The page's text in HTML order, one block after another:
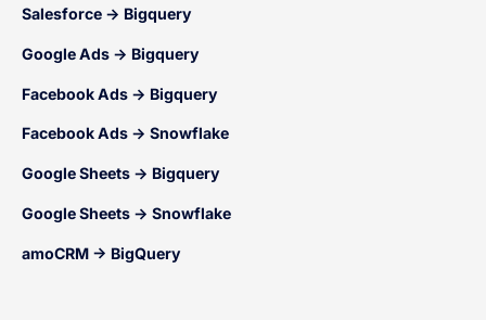
Salesforce → Bigquery
Google Ads → Bigquery
Facebook Ads → Bigquery
Facebook Ads → Snowflake
Google Sheets → Bigquery
Google Sheets → Snowflake
amoCRM → BigQuery